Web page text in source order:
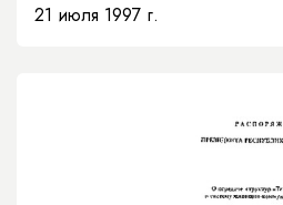
бюджета на основании
21 июля 1997 г.